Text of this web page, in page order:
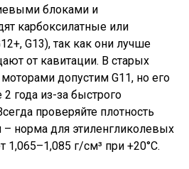
блоками и
карбоксилатные или
G13), так как они лучше
от кавитации. В старых
допустим G11, но его
года из-за быстрого
проверяйте плотность
норма для этиленгликолевых
1,065–1,085 г/см³ при +20°C.